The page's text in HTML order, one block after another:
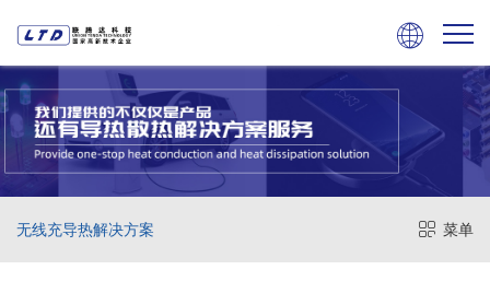

菜单
无线充导热解决方案